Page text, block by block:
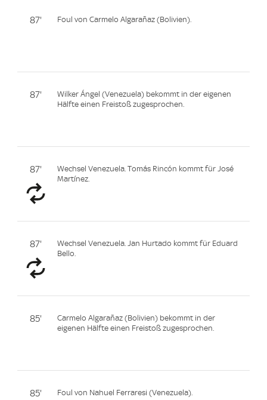
87' Foul von Carmelo Algarañaz (Bolivien).
87'
Wilker Ángel (Venezuela) bekommt in der eigenen
Hälfte einen Freistoß zugesprochen.
87'
Wechsel Venezuela. Tomás Rincón kommt für José
Martínez.
87'
Wechsel Venezuela. Jan Hurtado kommt für Eduard
Bello.
85'
Carmelo Algarañaz (Bolivien) bekommt in der
eigenen Hälfte einen Freistoß zugesprochen.
85' Foul von Nahuel Ferraresi (Venezuela).